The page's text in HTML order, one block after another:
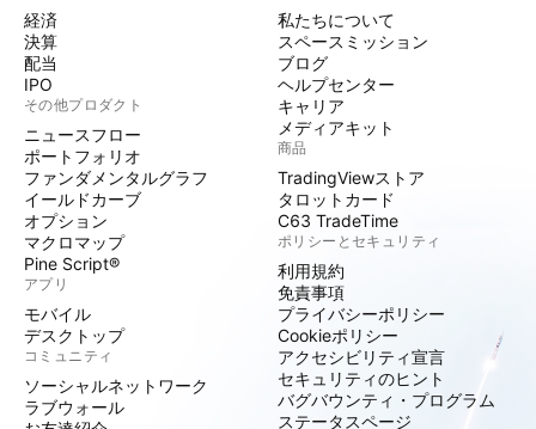
経済
決算
配当
IPO
その他プロダクト
ニュースフロー
ポートフォリオ
ファンダメンタルグラフ
イールドカーブ
オプション
マクロマップ
Pine Script®
アプリ
モバイル
デスクトップ
コミュニティ
ソーシャルネットワーク
ラブウォール
私たちについて
スペースミッション
ブログ
ヘルプセンター
キャリア
メディアキット
商品
TradingViewストア
タロットカード
C63 TradeTime
ポリシーとセキュリティ
利用規約
免責事項
プライバシーポリシー
Cookieポリシー
アクセシビリティ宣言
セキュリティのヒント
バグバウンティ・プログラム
ステータスページ